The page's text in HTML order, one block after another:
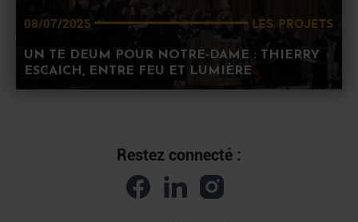
08/07/2025 LES PROJETS
UN TE DEUM POUR NOTRE-DAME : THIERRY
ESCAICH, ENTRE FEU ET LUMIÈRE
Restez connecté :